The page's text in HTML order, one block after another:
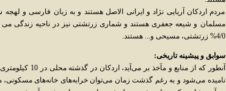
مردم اردکان آریایی نژاد و ایرانی الاصل هستند و به زبان فارسی و
4/0% زرتشتی، مسیحی و... هستند.
سوابق و پیشینه تاریخی:
نامیده می‌شود و به رغم گذشت زمان می‌توان خرابه‌های خانه‌های مسکونی،